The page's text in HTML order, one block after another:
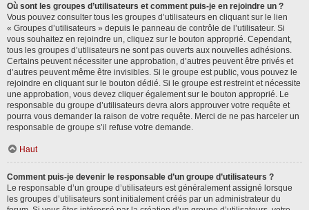
Où sont les groupes d’utilisateurs et comment puis-je en rejoindre un ?
Vous pouvez consulter tous les groupes d’utilisateurs en cliquant sur le lien
« Groupes d’utilisateurs » depuis le panneau de contrôle de l’utilisateur. Si
vous souhaitez en rejoindre un, cliquez sur le bouton approprié. Cependant,
tous les groupes d’utilisateurs ne sont pas ouverts aux nouvelles adhésions.
Certains peuvent nécessiter une approbation, d’autres peuvent être privés et
d’autres peuvent même être invisibles. Si le groupe est public, vous pouvez le
rejoindre en cliquant sur le bouton dédié. Si le groupe est restreint et nécessite
une approbation, vous devez cliquer également sur le bouton approprié. Le
responsable du groupe d’utilisateurs devra alors approuver votre requête et
pourra vous demander la raison de votre requête. Merci de ne pas harceler un
responsable de groupe s’il refuse votre demande.
Haut
Comment puis-je devenir le responsable d’un groupe d’utilisateurs ?
Le responsable d’un groupe d’utilisateurs est généralement assigné lorsque
les groupes d’utilisateurs sont initialement créés par un administrateur du